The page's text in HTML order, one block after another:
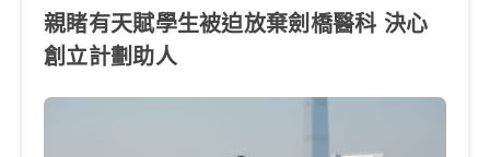
親睹有天賦學生被迫放棄劍橋醫科 決心
創立計劃助人